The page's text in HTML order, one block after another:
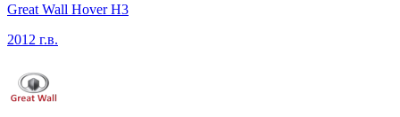
Great Wall Hover H3
2012 г.в.